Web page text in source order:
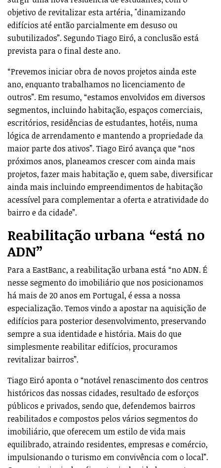
objetivo de revitalizar esta artéria, "dinamizando
edifícios até então parcialmente em desuso ou
subutilizados”. Segundo Tiago Eiró, a conclusão está
prevista para o final deste ano.
“Prevemos iniciar obra de novos projetos ainda este
ano, enquanto trabalhamos no licenciamento de
outros”. Em resumo, “estamos envolvidos em diversos
segmentos, incluindo habitação, espaços comerciais,
escritórios, residências de estudantes, hotéis, numa
lógica de arrendamento e mantendo a propriedade da
maior parte dos ativos”. Tiago Eiró avança que “nos
próximos anos, planeamos crescer com ainda mais
projetos, fazer mais habitação e, quem sabe, diversificar
ainda mais incluindo empreendimentos de habitação
acessível para complementar a oferta e atratividade do
bairro e da cidade”.
Reabilitação urbana “está no
ADN”
Para a EastBanc, a reabilitação urbana está “no ADN. É
nesse segmento do imobiliário que nos posicionamos
há mais de 20 anos em Portugal, é essa a nossa
especialização. Temos vindo a apostar na aquisição de
edifícios para posterior desenvolvimento, preservando
sempre a sua identidade e história. Mais do que
simplesmente reabilitar edifícios, procuramos
revitalizar bairros”.
Tiago Eiró aponta o “notável renascimento dos centros
históricos das nossas cidades, resultado de esforços
públicos e privados, sendo que, defendemos bairros
reabilitados e compostos pelos vários segmentos do
imobiliário, que oferecem um estilo de vida mais
equilibrado, atraindo residentes, empresas e comércio,
impulsionando o turismo em convivência com o local”.